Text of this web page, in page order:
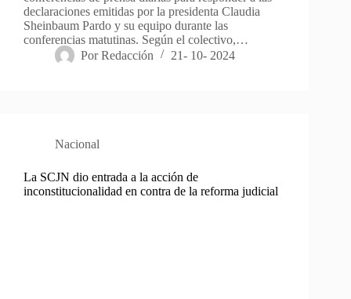
declaraciones emitidas por la presidenta Claudia
Sheinbaum Pardo y su equipo durante las
conferencias matutinas. Según el colectivo,…
Por Redacción 21- 10- 2024
Nacional
La SCJN dio entrada a la acción de
inconstitucionalidad en contra de la reforma judicial